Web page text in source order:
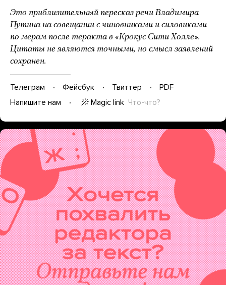
Это приблизительный пересказ речи Владимира
Путина на совещании с чиновниками и силовиками
по мерам после теракта в «Крокус Сити Холле».
Цитаты не являются точными, но смысл заявлений
сохранен.
Телеграм Фейсбук Твиттер
PDF
Напишите нам
Magic link Что-что?